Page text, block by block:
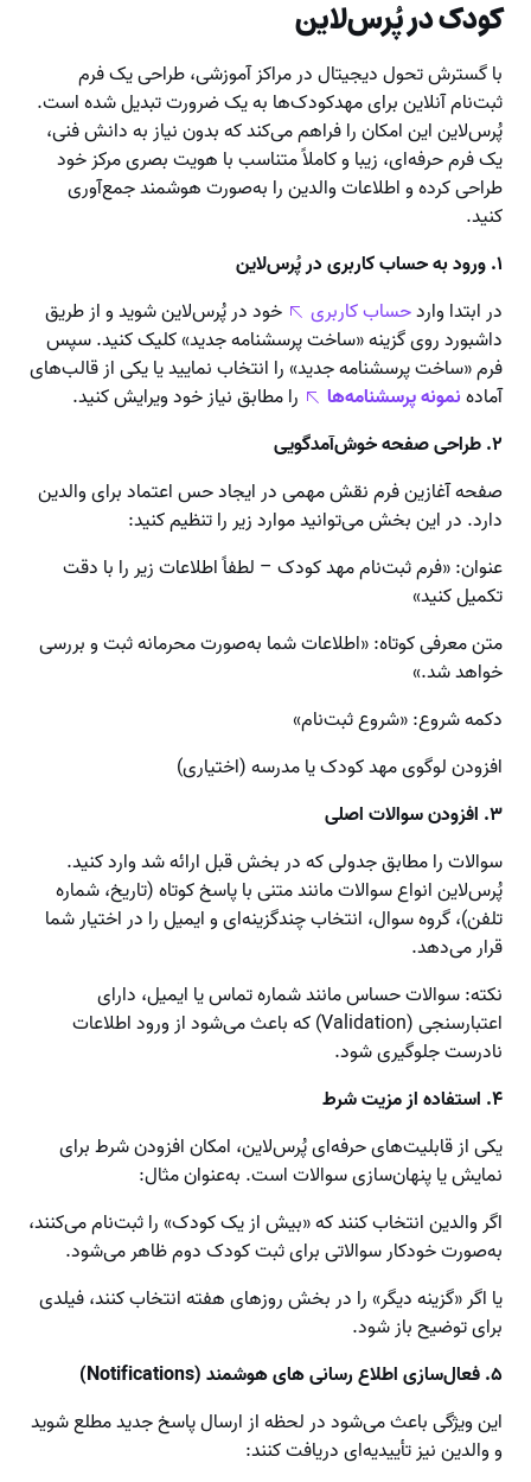
کودک در پُرس‌لاین
با گسترش تحول دیجیتال در مراکز آموزشی، طراحی یک فرم
ثبت‌نام آنلاین برای مهدکودک‌ها به یک ضرورت تبدیل شده است.
پُرس‌لاین این امکان را فراهم می‌کند که بدون نیاز به دانش فنی،
یک فرم حرفه‌ای، زیبا و کاملاً متناسب با هویت بصری مرکز خود
طراحی کرده و اطلاعات والدین را به‌صورت هوشمند جمع‌آوری
کنید.
۱. ورود به حساب کاربری در پُرس‌لاین
در ابتدا واردحساب کاربری
خود در پُرس‌لاین شوید و از طریق
داشبورد روی گزینه «ساخت پرسشنامه جدید» کلیک کنید. سپس
فرم «ساخت پرسشنامه جدید» را انتخاب نمایید یا یکی از قالب‌های
آمادهنمونه پرسشنامه‌ها
را مطابق نیاز خود ویرایش کنید.
۲. طراحی صفحه خوش‌آمدگویی
صفحه آغازین فرم نقش مهمی در ایجاد حس اعتماد برای والدین
دارد. در این بخش می‌توانید موارد زیر را تنظیم کنید:
عنوان: «فرم ثبت‌نام مهد کودک – لطفاً اطلاعات زیر را با دقت
تکمیل کنید»
متن معرفی کوتاه: «اطلاعات شما به‌صورت محرمانه ثبت و بررسی
خواهد شد.»
دکمه شروع: «شروع ثبت‌نام»
افزودن لوگوی مهد کودک یا مدرسه (اختیاری)
۳. افزودن سوالات اصلی
سوالات را مطابق جدولی که در بخش قبل ارائه شد وارد کنید.
پُرس‌لاین انواع سوالات مانند متنی با پاسخ کوتاه (تاریخ، شماره
تلفن)، گروه سوال، انتخاب چندگزینه‌ای و ایمیل را در اختیار شما
قرار می‌دهد.
نکته: سوالات حساس مانند شماره تماس یا ایمیل، دارای
اعتبارسنجی (Validation) که باعث می‌شود از ورود اطلاعات
نادرست جلوگیری شود.
۴. استفاده از مزیت شرط
یکی از قابلیت‌های حرفه‌ای پُرس‌لاین، امکان افزودن شرط برای
نمایش یا پنهان‌سازی سوالات است. به‌عنوان مثال:
اگر والدین انتخاب کنند که «بیش از یک کودک» را ثبت‌نام می‌کنند،
به‌صورت خودکار سوالاتی برای ثبت کودک دوم ظاهر می‌شود.
یا اگر «گزینه دیگر» را در بخش روزهای هفته انتخاب کنند، فیلدی
برای توضیح باز شود.
۵. فعال‌سازی اطلاع رسانی های هوشمند (Notifications)
این ویژگی باعث می‌شود در لحظه از ارسال پاسخ جدید مطلع شوید
و والدین نیز تأییدیه‌ای دریافت کنند: